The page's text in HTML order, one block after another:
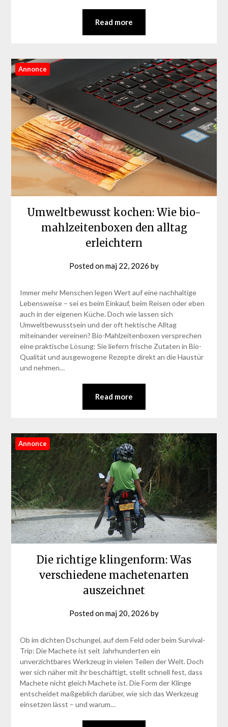
Read more
Annonce
Umweltbewusst kochen: Wie bio-
mahlzeitenboxen den alltag
erleichtern
Posted onmaj 22, 2026 by
Immer mehr Menschen legen Wert auf eine nachhaltige
Lebensweise – sei es beim Einkauf, beim Reisen oder eben
auch in der eigenen Küche. Doch wie lassen sich
Umweltbewusstsein und der oft hektische Alltag
miteinander vereinen? Bio-Mahlzeitenboxen versprechen
eine praktische Lösung: Sie liefern frische Zutaten in Bio-
Qualität und ausgewogene Rezepte direkt an die Haustür
und nehmen…
Read more
Annonce
Die richtige klingenform: Was
verschiedene machetenarten
auszeichnet
Posted onmaj 20, 2026 by
Ob im dichten Dschungel, auf dem Feld oder beim Survival-
Trip: Die Machete ist seit Jahrhunderten ein
unverzichtbares Werkzeug in vielen Teilen der Welt. Doch
wer sich näher mit ihr beschäftigt, stellt schnell fest, dass
Machete nicht gleich Machete ist. Die Form der Klinge
entscheidet maßgeblich darüber, wie sich das Werkzeug
einsetzen lässt – und warum…